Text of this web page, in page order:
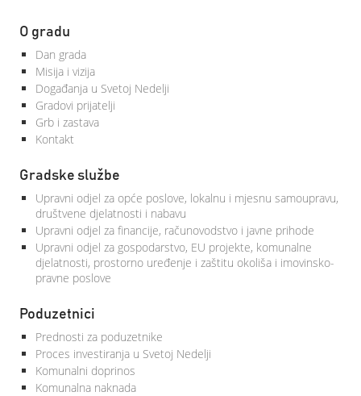
O gradu
Dan grada
Misija i vizija
Događanja u Svetoj Nedelji
Gradovi prijatelji
Grb i zastava
Kontakt
Gradske službe
Upravni odjel za opće poslove, lokalnu i mjesnu samoupravu,
društvene djelatnosti i nabavu
Upravni odjel za financije, računovodstvo i javne prihode
Upravni odjel za gospodarstvo, EU projekte, komunalne
djelatnosti, prostorno uređenje i zaštitu okoliša i imovinsko-
pravne poslove
Poduzetnici
Prednosti za poduzetnike
Proces investiranja u Svetoj Nedelji
Komunalni doprinos
Komunalna naknada